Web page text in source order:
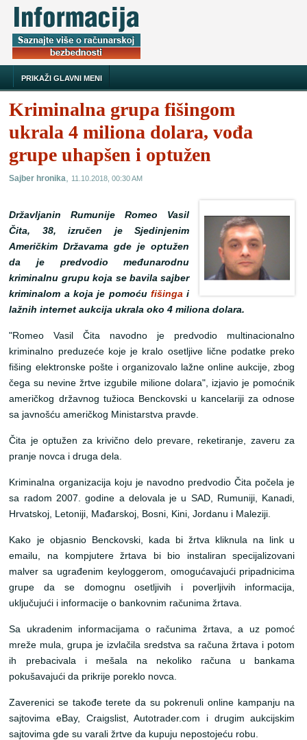
PRIKAŽI GLAVNI MENI
Kriminalna grupa fišingom
ukrala 4 miliona dolara, vođa
grupe uhapšen i optužen
Sajber hronika, 11.10.2018, 00:30 AM
Državljanin Rumunije Romeo Vasil
Čita, 38, izručen je Sjedinjenim
Američkim Državama gde je optužen
da je predvodio međunarodnu
kriminalnu grupu koja se bavila sajber
kriminalom a koja je pomoću fišinga i
lažnih internet aukcija ukrala oko 4 miliona dolara.
"Romeo Vasil Čita navodno je predvodio multinacionalno
kriminalno preduzeće koje je kralo osetljive lične podatke preko
fišing elektronske pošte i organizovalo lažne online aukcije, zbog
čega su nevine žrtve izgubile milione dolara", izjavio je pomoćnik
američkog državnog tužioca Benckovski u kancelariji za odnose
sa javnošću američkog Ministarstva pravde.
Čita je optužen za krivično delo prevare, reketiranje, zaveru za
pranje novca i druga dela.
Kriminalna organizacija koju je navodno predvodio Čita počela je
sa radom 2007. godine a delovala je u SAD, Rumuniji, Kanadi,
Hrvatskoj, Letoniji, Mađarskoj, Bosni, Kini, Jordanu i Maleziji.
Kako je objasnio Benckovski, kada bi žrtva kliknula na link u
emailu, na kompjutere žrtava bi bio instaliran specijalizovani
malver sa ugrađenim keyloggerom, omogućavajući pripadnicima
grupe da se domognu osetljivih i poverljivih informacija,
uključujući i informacije o bankovnim računima žrtava.
Sa ukradenim informacijama o računima žrtava, a uz pomoć
mreže mula, grupa je izvlačila sredstva sa računa žrtava i potom
ih prebacivala i mešala na nekoliko računa u bankama
pokušavajući da prikrije poreklo novca.
Zaverenici se takođe terete da su pokrenuli online kampanju na
sajtovima eBay, Craigslist, Autotrader.com i drugim aukcijskim
sajtovima gde su varali žrtve da kupuju nepostojeću robu.